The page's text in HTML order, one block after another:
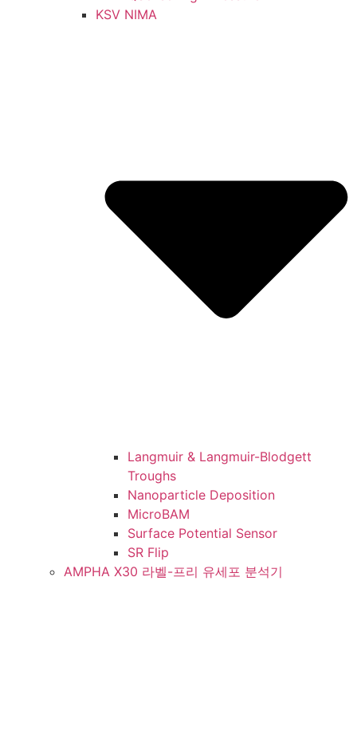
KSV NIMA
Langmuir & Langmuir-Blodgett
Troughs
Nanoparticle Deposition
MicroBAM
Surface Potential Sensor
SR Flip
AMPHA X30 라벨-프리 유세포 분석기